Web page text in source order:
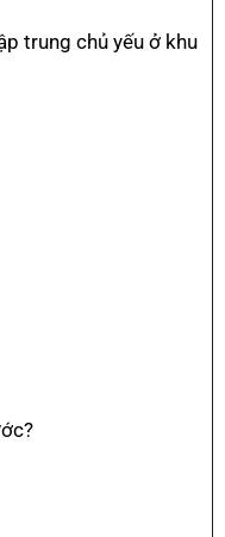
trung chủ yếu ở khu